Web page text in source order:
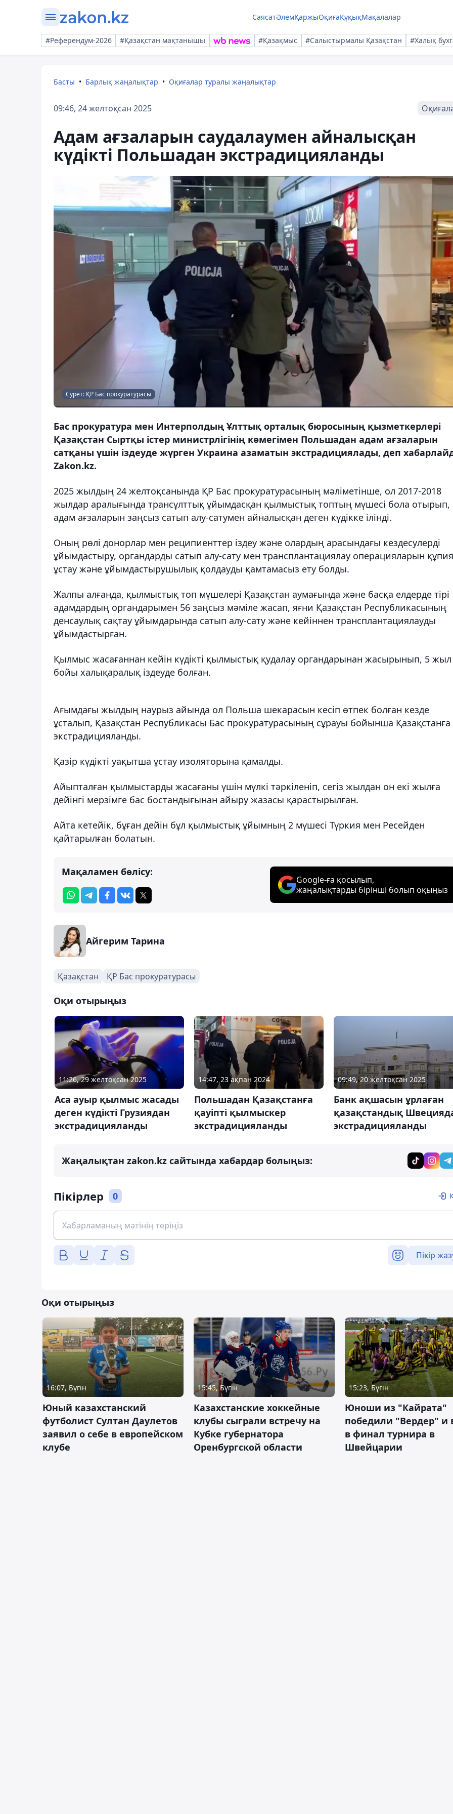
СаясатӘлемҚаржыОқиғаҚұқықМақалалар
#Референдум-2026 #Қазақстан мақтанышы #Қазақмыс #Салыстырмалы Қазақстан #Халық
Басты Барлық жаңалықтар Оқиғалар туралы жаңалықтар
09:46, 24 желтоқсан 2025
Адам ағзаларын саудалаумен айналысқан
күдікті Польшадан экстрадицияланды
Сурет: ҚР Бас прокуратурасы
Бас прокуратура мен Интерполдың Ұлттық орталық бюросының қызметкерлері
Қазақстан Сыртқы істер министрлігінің көмегімен Польшадан адам ағзаларын
сатқаны үшін іздеуде жүрген Украина азаматын экстрадициялады, деп
Zakon.kz.
2025 жылдың 24 желтоқсанында ҚР Бас прокуратурасының мәліметінше, ол 2017-2018
жылдар аралығында трансұлттық ұйымдасқан қылмыстық топтың мүшесі бола отырып,
адам ағзаларын заңсыз сатып алу-сатумен айналысқан деген күдікке ілінді.
Оның рөлі донорлар мен реципиенттер іздеу және олардың арасындағы кездесулерді
ұйымдастыру, органдарды сатып алу-сату мен трансплантациялау операцияларын құпия
ұстау және ұйымдастырушылық қолдауды қамтамасыз ету болды.
Жалпы алғанда, қылмыстық топ мүшелері Қазақстан аумағында және басқа елдерде тірі
адамдардың органдарымен 56 заңсыз мәміле жасап, яғни Қазақстан Республикасының
денсаулық сақтау ұйымдарында сатып алу-сату және кейіннен трансплантациялауды
ұйымдастырған.
Қылмыс жасағаннан кейін күдікті қылмыстық қудалау органдарынан жасырынып, 5 жыл
бойы халықаралық іздеуде болған.
Ағымдағы жылдың наурыз айында ол Польша шекарасын кесіп өтпек болған кезде
ұсталып, Қазақстан Республикасы Бас прокуратурасының сұрауы бойынша Қазақстанға
экстрадицияланды.
Қазір күдікті уақытша ұстау изоляторына қамалды.
Айыпталған қылмыстарды жасағаны үшін мүлкі тәркіленіп, сегіз жылдан он екі жылға
дейінгі мерзімге бас бостандығынан айыру жазасы қарастырылған.
Айта кетейік, бұған дейін бұл қылмыстық ұйымның 2 мүшесі Түркия мен Ресейден
қайтарылған болатын.
Мақаламен бөлісу:
Google-ға қосылып,
жаңалықтарды бірінші болып оқыңыз
Айгерим Тарина
Қазақстан ҚР Бас прокуратурасы
Оқи отырыңыз
11:26, 29 желтоқсан 2025
Аса ауыр қылмыс жасады
деген күдікті Грузиядан
экстрадицияланды
14:47, 23 ақпан 2024
Польшадан Қазақстанға
қауіпті қылмыскер
экстрадицияланды
09:49, 20 желтоқсан 2025
Банк ақшасын ұрлаған
қазақстандық
экстрадицияланды
Жаңалықтан zakon.kz сайтында хабардар болыңыз:
Пікірлер 0
Пікір
Оқи отырыңыз
16:07, Бүгін
Юный казахстанский
футболист Султан Даулетов
заявил о себе в европейском
клубе
15:45, Бүгін
Казахстанские хоккейные
клубы сыграли встречу на
Кубке губернатора
Оренбургской области
15:23, Бүгін
Юноши из "Кайрата"
победили "Вердер"
в финал турнира в
Швейцарии